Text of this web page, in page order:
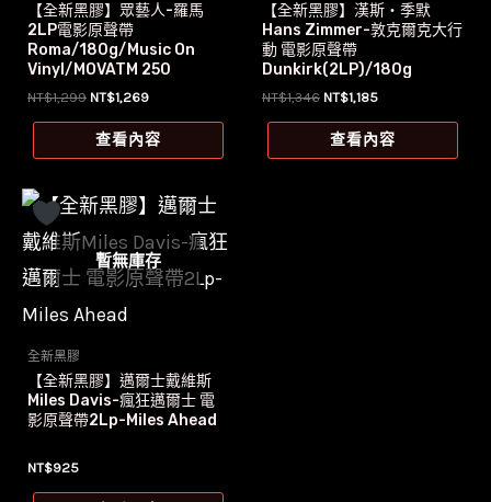
【全新黑膠】眾藝人-羅馬
2LP電影原聲帶
Roma/180g/Music On
Vinyl/MOVATM 250
NT$1,299 原
價
格：
NT$1,269目
價
格：
查看內容
【全新黑膠】漢斯‧季默
Hans Zimmer-敦克爾克大行
動 電影原聲帶
Dunkirk(2LP)/180g
NT$1,346 原
價
格：
NT$1,185目
價
格：
查看內容
暫無庫存
全新黑膠
【全新黑膠】邁爾士戴維斯
Miles Davis-瘋狂邁爾士 電
影原聲帶2Lp-Miles Ahead
NT$925